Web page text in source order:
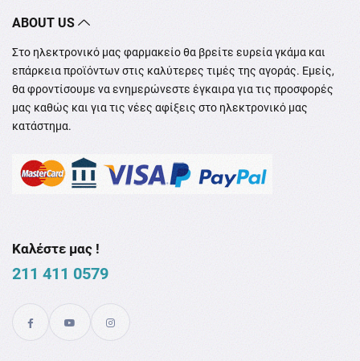
ABOUT US
Στο ηλεκτρονικό μας φαρμακείο θα βρείτε ευρεία γκάμα και
επάρκεια προϊόντων στις καλύτερες τιμές της αγοράς. Εμείς,
θα φροντίσουμε να ενημερώνεστε έγκαιρα για τις προσφορές
μας καθώς και για τις νέες αφίξεις στο ηλεκτρονικό μας
κατάστημα.
Καλέστε μας !
211 411 0579